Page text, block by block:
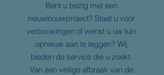
Bent u bezig met een
nieuwbouwproject? Staat u voor
verbouwingen of wenst u uw tuin
opnieuw aan te leggen? Wij
bieden de service die u zoekt.
Van een veilige afbraak van de